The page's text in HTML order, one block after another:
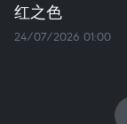
红之色
24/07/2026 01:00